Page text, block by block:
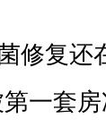
修复还
一套